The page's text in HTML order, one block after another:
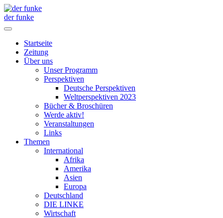
der funke
Startseite
Zeitung
Über uns
Unser Programm
Perspektiven
Deutsche Perspektiven
Weltperspektiven 2023
Bücher & Broschüren
Werde aktiv!
Veranstaltungen
Links
Themen
International
Afrika
Amerika
Asien
Europa
Deutschland
DIE LINKE
Wirtschaft